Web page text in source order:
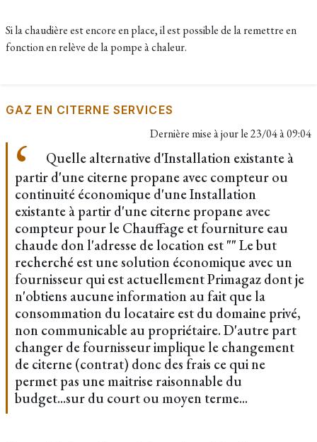
Si la chaudière est encore en place, il est possible de la remettre en
fonction en relève de la pompe à chaleur.
GAZ EN CITERNE SERVICES
Dernière mise à jour le23/04 à 09:04
Quelle alternative d'Installation existante à
partir d'une citerne propane avec compteur ou
continuité économique d'une Installation
existante à partir d'une citerne propane avec
compteur pour le Chauffage et fourniture eau
chaude don l'adresse de location est "" Le but
recherché est une solution économique avec un
fournisseur qui est actuellement Primagaz dont je
n'obtiens aucune information au fait que la
consommation du locataire est du domaine privé,
non communicable au propriétaire. D'autre part
changer de fournisseur implique le changement
de citerne (contrat) donc des frais ce qui ne
permet pas une maitrise raisonnable du
budget...sur du court ou moyen terme...